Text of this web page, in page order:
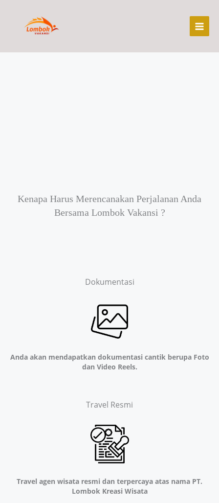
Kenapa Harus Merencanakan Perjalanan Anda
Bersama Lombok Vakansi ?
Dokumentasi
Anda akan mendapatkan dokumentasi cantik berupa Foto
dan Video Reels.
Travel Resmi
Travel agen wisata resmi dan terpercaya atas nama PT.
Lombok Kreasi Wisata